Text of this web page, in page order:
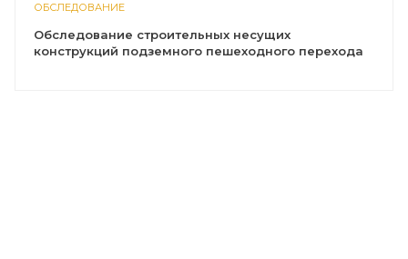
ОБСЛЕДОВАНИЕ
Обследование строительных несущих
конструкций подземного пешеходного перехода